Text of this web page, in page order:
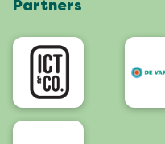
App
Bereikbaarheid/
Partners